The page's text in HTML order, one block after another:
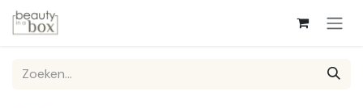
Overslaan naar inhoud